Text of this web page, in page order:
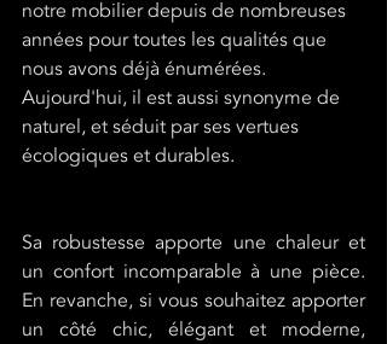
notre mobilier depuis de nombreuses
années pour toutes les qualités que
nous avons déjà énumérées.
Aujourd'hui, il est aussi synonyme de
naturel, et séduit par ses vertues
écologiques et durables.
Sa robustesse apporte une chaleur et
un confort incomparable à une pièce.
En revanche, si vous souhaitez apporter
un côté chic, élégant et moderne,